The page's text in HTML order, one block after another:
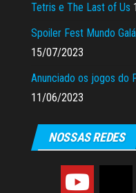
Tetris e The Last of Us
Spoiler Fest Mundo
15/07/2023
Anunciado os jogos do
11/06/2023
NOSSAS REDES